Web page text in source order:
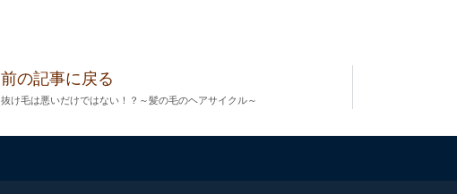
前の記事に戻る
抜け毛は悪いだけではない！？～髪の毛のヘアサイクル～